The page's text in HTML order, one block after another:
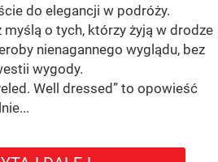
do elegancji w podróży.
myślą o tych, którzy żyją w drodze
nienagannego wyglądu, bez
wygody.
Well dressed” to opowieść